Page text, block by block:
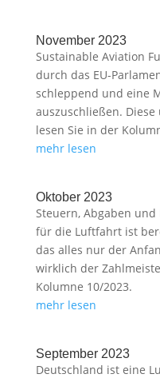
November 2023
Sustainable Aviation
durch das EU-
schleppend und eine
auszuschließen.
lesen Sie in der
mehr lesen
Oktober 2023
Steuern, Abgaben
für die Luftfahrt ist
das alles nur der
wirklich der
Kolumne 10/2023.
mehr lesen
September 2023
Deutschland ist eine